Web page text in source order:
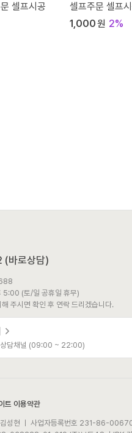
셀프시공
셀프주문 셀프
1,000원 2%
바로상담)
5:00 (토/일 공휴일 휴무)
주시면 확인 후 연락 드리겠습니다.
상담채널 (09:00 ~ 22:00)
트 이용약관
성현 ㅣ 사업자등록번호 231-86-